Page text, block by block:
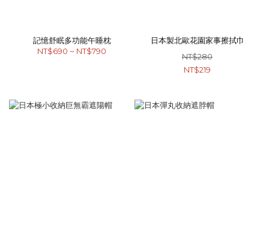
記憶舒眠多功能午睡枕
NT$690 ~ NT$790
日本製北歐花園家事擦拭巾
NT$280
NT$219